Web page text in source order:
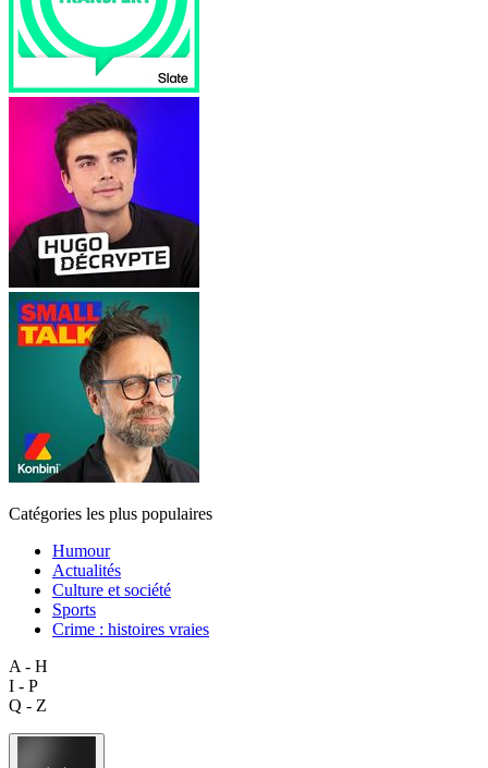
Catégories les plus populaires
Humour
Actualités
Culture et société
Sports
Crime : histoires vraies
A - H
I - P
Q - Z